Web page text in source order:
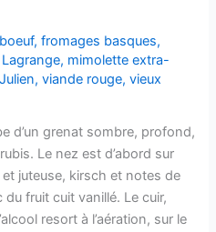
boeuf,fromages basques,
, mimolette extra-
,viande rouge,vieux
d’un grenat sombre, profond,
Le nez est d’abord sur
juteuse, kirsch et notes de
fruit cuit vanillé. Le cuir,
resort à l’aération, sur le